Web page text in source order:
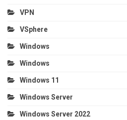
VPN
VSphere
Windows
Windows
Windows 11
Windows Server
Windows Server 2022